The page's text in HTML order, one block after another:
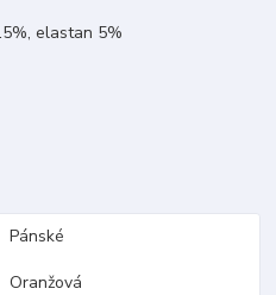
elastan 5%
Pánské
Oranžová